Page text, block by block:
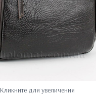
Кликните для увеличения